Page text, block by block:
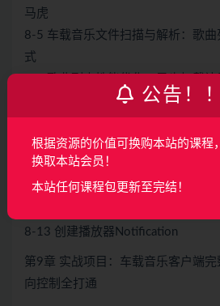
马虎
8-5 车载音乐文件扫描与解析：歌
式
8-7 歌曲播放及切歌
8-9 播放器功能验证
8-10 同步PlaybackState
8-11 meta数据同步
8-13 创建播放器Notification
第9章 实战项目：车载音乐客户端
向控制全打通
公告！
根据资源的价值可换购本站的课程
换取本站会员！
本站任何课程包更新至完结！